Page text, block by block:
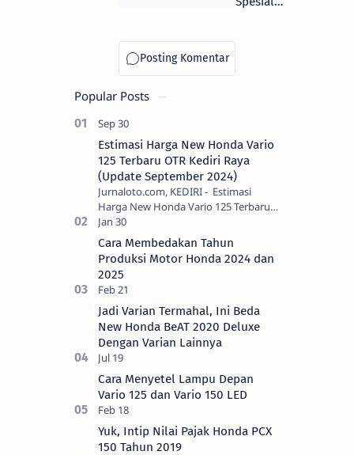
Popular Posts
Estimasi Harga New Honda Vario
125 Terbaru OTR Kediri Raya
(Update September 2024)
Jurnaloto.com, KEDIRI - Estimasi
Harga New Honda Vario 125 Terbaru
OTR Kediri Raya (Update September
2024) Brosis sekalian, PT Astra Honda
Motor (AH…
Cara Membedakan Tahun
Produksi Motor Honda 2024 dan
2025
Jadi Varian Termahal, Ini Beda
New Honda BeAT 2020 Deluxe
Dengan Varian Lainnya
Cara Menyetel Lampu Depan
Vario 125 dan Vario 150 LED
Yuk, Intip Nilai Pajak Honda PCX
150 Tahun 2019